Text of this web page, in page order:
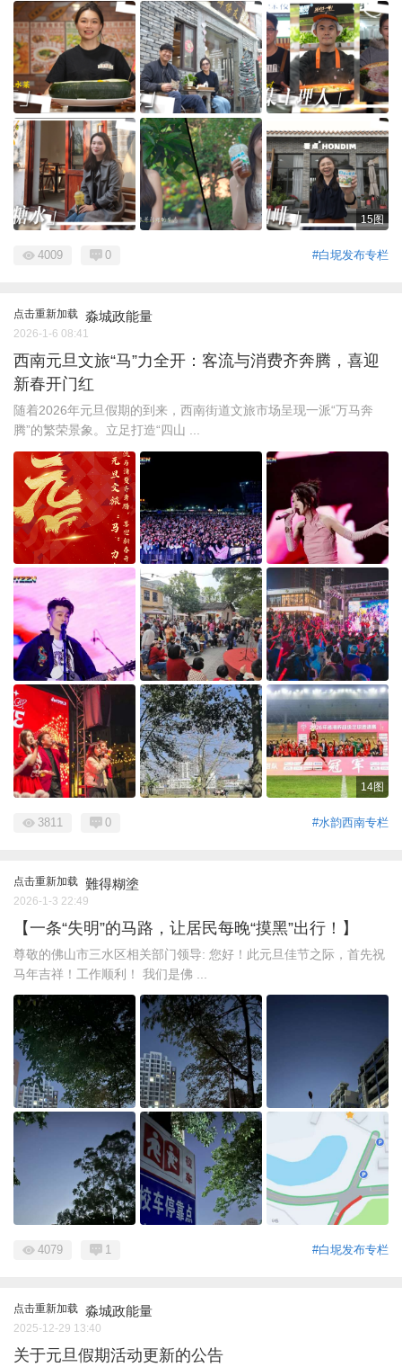
15图
#白坭发布专栏
4009 0
点击重新加载 淼城政能量
2026-1-6 08:41
西南元旦文旅“马”力全开：客流与消费齐奔腾，喜迎
新春开门红
随着2026年元旦假期的到来，西南街道文旅市场呈现一派“万马奔
腾”的繁荣景象。立足打造“四山 ...
14图
#水韵西南专栏
3811 0
点击重新加载 難得糊塗
2026-1-3 22:49
【一条“失明”的马路，让居民每晚“摸黑”出行！】
尊敬的佛山市三水区相关部门领导: 您好！此元旦佳节之际，首先祝
马年吉祥！工作顺利！ 我们是佛 ...
#白坭发布专栏
4079 1
点击重新加载 淼城政能量
2025-12-29 13:40
关于元旦假期活动更新的公告